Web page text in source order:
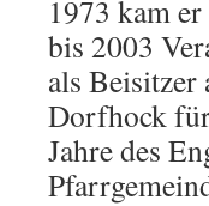
1973 kam
bis 2003
als
Dorfhock
Jahre des